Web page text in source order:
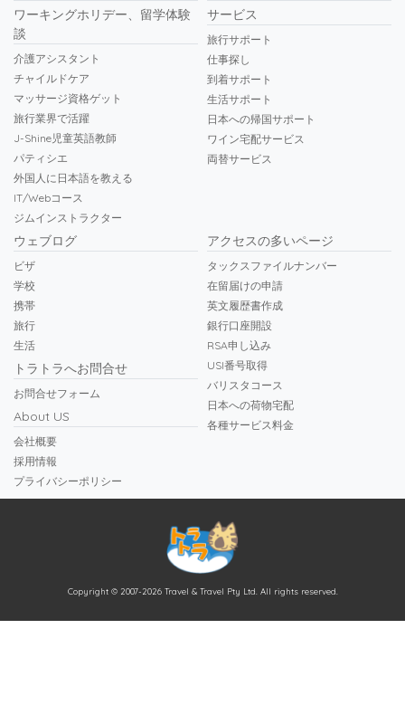
ワーキングホリデー、留学体験
談
介護アシスタント
チャイルドケア
マッサージ資格ゲット
旅行業界で活躍
J-Shine児童英語教師
パティシエ
外国人に日本語を教える
IT/Webコース
ジムインストラクター
サービス
旅行サポート
仕事探し
到着サポート
生活サポート
日本への帰国サポート
ワイン宅配サービス
両替サービス
ウェブログ
ビザ
学校
携帯
旅行
生活
トラトラへお問合せ
お問合せフォーム
About US
会社概要
採用情報
プライバシーポリシー
アクセスの多いページ
タックスファイルナンバー
在留届けの申請
英文履歴書作成
銀行口座開設
RSA申し込み
USI番号取得
バリスタコース
日本への荷物宅配
各種サービス料金
Copyright © 2007-2026 Travel & Travel Pty Ltd. All rights reserved.